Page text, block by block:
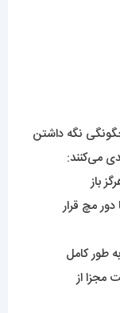
نگه داشتن
می‌کنند:
باز
مچ قرار
طور کامل
مجزا از